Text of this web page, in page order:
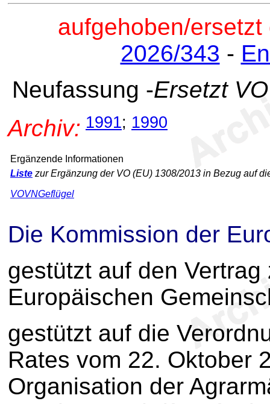
aufgehoben/
2026/343 -
Neufassung -Ersetzt
Archiv: 1991; 1990
Ergänzende Informationen
Liste zur Ergänzung der VO (EU) 1308/2013 in Bezug auf
VOVNGeflügel
Die Kommission der
gestützt auf den
Europäischen
gestützt auf die
Rates vom 22. Oktober
Organisation der